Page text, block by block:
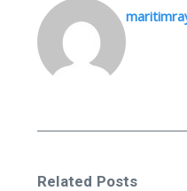
Related Posts